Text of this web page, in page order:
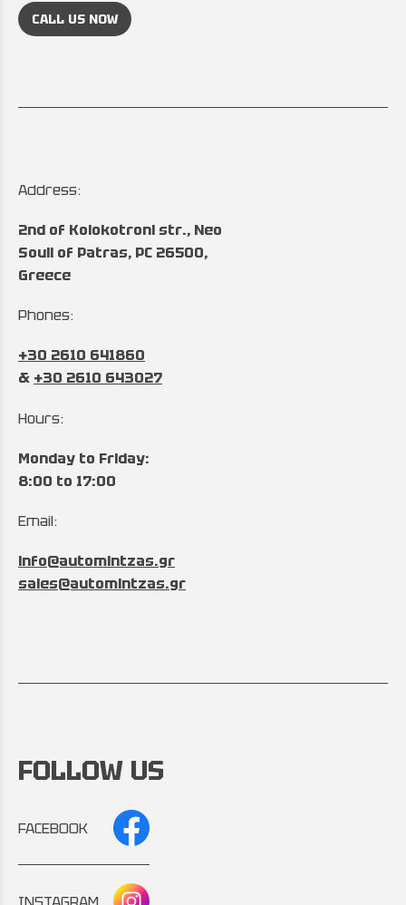
CALL US NOW
Address:
2nd of Kolokotroni str., Neo
Souli of Patras, PC 26500,
Greece
Phones:
+30 2610 641860
& +30 2610 643027
Hours:
Monday to Friday:
8:00 to 17:00
Email:
info@automintzas.gr
sales@automintzas.gr
FOLLOW US
FACEBOOK